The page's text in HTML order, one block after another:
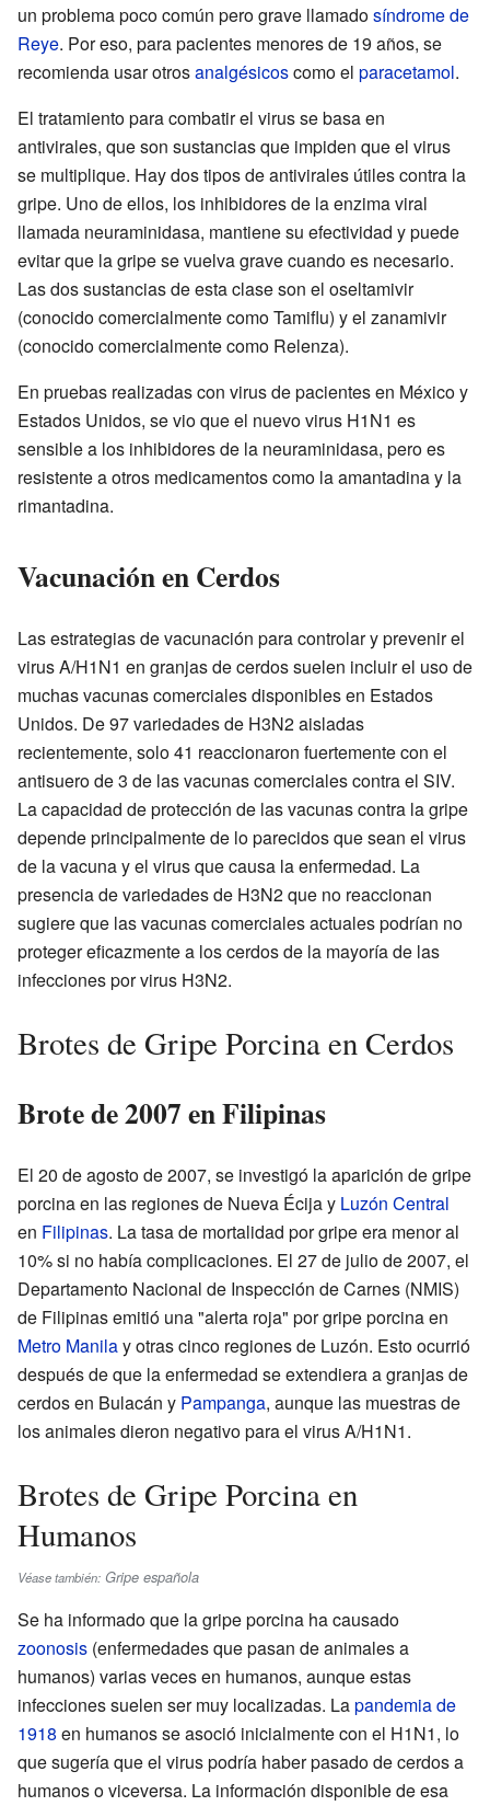
un problema poco común pero grave llamadosíndrome de
Reye. Por eso, para pacientes menores de 19 años, se
recomienda usar otrosanalgésicoscomo el paracetamol.
El tratamiento para combatir el virus se basa en
antivirales, que son sustancias que impiden que el virus
se multiplique. Hay dos tipos de antivirales útiles contra la
gripe. Uno de ellos, los inhibidores de la enzima viral
llamada neuraminidasa, mantiene su efectividad y puede
evitar que la gripe se vuelva grave cuando es necesario.
Las dos sustancias de esta clase son el oseltamivir
(conocido comercialmente como Tamiflu) y el zanamivir
(conocido comercialmente como Relenza).
En pruebas realizadas con virus de pacientes en México y
Estados Unidos, se vio que el nuevo virus H1N1 es
sensible a los inhibidores de la neuraminidasa, pero es
resistente a otros medicamentos como la amantadina y la
rimantadina.
Vacunación en Cerdos
Las estrategias de vacunación para controlar y prevenir el
virus A/H1N1 en granjas de cerdos suelen incluir el uso de
muchas vacunas comerciales disponibles en Estados
Unidos. De 97 variedades de H3N2 aisladas
recientemente, solo 41 reaccionaron fuertemente con el
antisuero de 3 de las vacunas comerciales contra el SIV.
La capacidad de protección de las vacunas contra la gripe
depende principalmente de lo parecidos que sean el virus
de la vacuna y el virus que causa la enfermedad. La
presencia de variedades de H3N2 que no reaccionan
sugiere que las vacunas comerciales actuales podrían no
proteger eficazmente a los cerdos de la mayoría de las
infecciones por virus H3N2.
Brotes de Gripe Porcina en Cerdos
Brote de 2007 en Filipinas
El 20 de agosto de 2007, se investigó la aparición de gripe
porcina en las regiones de Nueva Écija y Luzón Central
en Filipinas. La tasa de mortalidad por gripe era menor al
10% si no había complicaciones. El 27 de julio de 2007, el
Departamento Nacional de Inspección de Carnes (NMIS)
de Filipinas emitió una "alerta roja" por gripe porcina en
Metro Manilay otras cinco regiones de Luzón. Esto ocurrió
después de que la enfermedad se extendiera a granjas de
cerdos en Bulacán y Pampanga, aunque las muestras de
los animales dieron negativo para el virus A/H1N1.
Brotes de Gripe Porcina en
Humanos
Véase también: Gripe española
Se ha informado que la gripe porcina ha causado
zoonosis (enfermedades que pasan de animales a
humanos) varias veces en humanos, aunque estas
infecciones suelen ser muy localizadas. Lapandemia de
1918 en humanos se asoció inicialmente con el H1N1, lo
que sugería que el virus podría haber pasado de cerdos a
humanos o viceversa. La información disponible de esa